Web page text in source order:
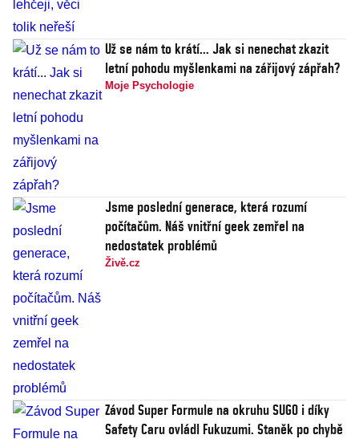
Už se nám to krátí... Jak si nenechat zkazit
letní pohodu myšlenkami na zářijový zápřah?
Moje Psychologie
Jsme poslední generace, která rozumí
počítačům. Náš vnitřní geek zemřel na
nedostatek problémů
Živě.cz
Závod Super Formule na okruhu SUGO i díky
Safety Caru ovládl Fukuzumi. Staněk po chybě